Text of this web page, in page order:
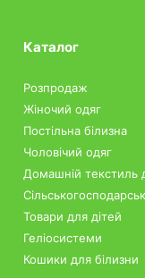
Каталог
Розпродаж
Жіночий одяг
Постільна білизна
Чоловічий одяг
Домашній текстиль
Товари для дітей
Геліосистеми
Кошики для білизни